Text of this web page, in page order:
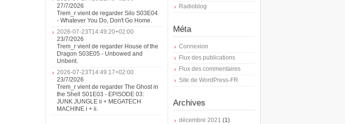
27/7/2026
Trem_r vient de regarder Silo S03E04
- Whatever You Do, Don't Go Home.
2026-07-23T14:49:20+02:00
23/7/2026
Trem_r vient de regarder House of the
Dragon S03E05 - Unbowed and
Unbent.
2026-07-23T14:49:17+02:00
23/7/2026
Trem_r vient de regarder The Ghost in
the Shell S01E03 - EPISODE 03:
JUNK JUNGLE ii + MEGATECH
MACHINE i + ii.
Radioblog
Méta
Connexion
Flux des publications
Flux des commentaires
Site de WordPress-FR
Archives
décembre 2021 (1)